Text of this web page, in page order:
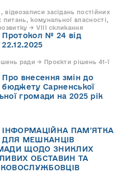
засідань постійних
питань, комунальної власності,
→ VIII скликання
Протокол № 24 від
22.12.2025
ради → Проєкти рішень 41-ї
Про внесення змін до
бюджету Сарненської
громади на 2025 рік
ІНФОРМАЦІЙНА ПАМʼЯТКА
ДЛЯ МЕШКАНЦІВ
ЩОДО ЗНИКЛИХ
ОБСТАВИН ТА